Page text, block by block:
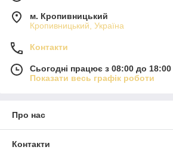
м. Кропивницький
Кропивницький, Україна
Контакти
Сьогодні працює з 08:00 до 18:00
Показати весь графік роботи
Про нас
Контакти